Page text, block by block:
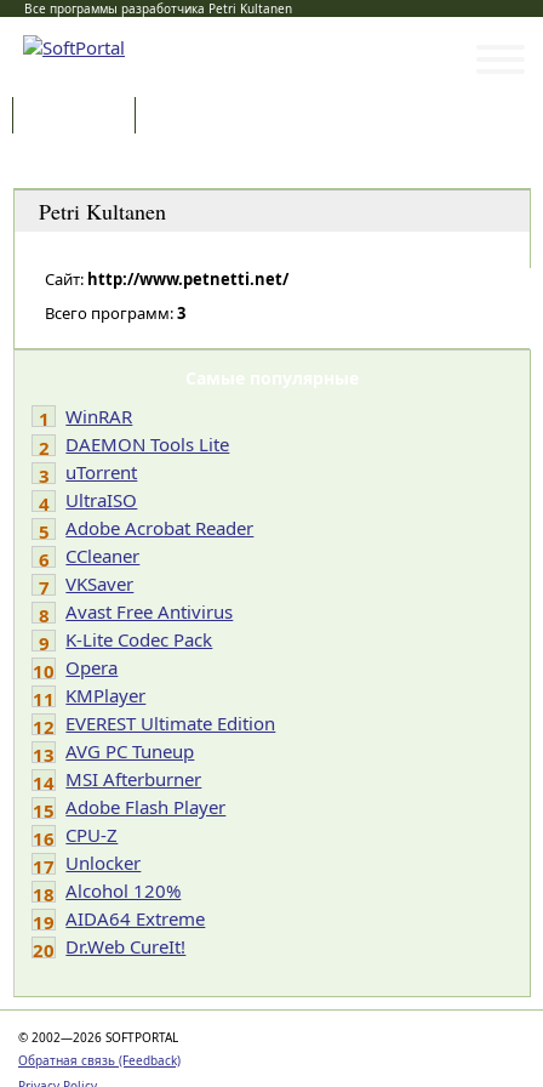
Все программы разработчика Petri Kultanen
Petri Kultanen
Сайт: http://www.petnetti.net/
Всего программ:3
Самые популярные
1
WinRAR
2
DAEMON Tools Lite
3
uTorrent
4
UltraISO
5
Adobe Acrobat Reader
6
CCleaner
7
VKSaver
8
Avast Free Antivirus
9
K-Lite Codec Pack
10 Opera
11 KMPlayer
12 EVEREST Ultimate Edition
13 AVG PC Tuneup
14 MSI Afterburner
15 Adobe Flash Player
16 CPU-Z
17 Unlocker
18 Alcohol 120%
19 AIDA64 Extreme
20 Dr.Web CureIt!
© 2002—2026 SOFTPORTAL
Обратная связь (Feedback)